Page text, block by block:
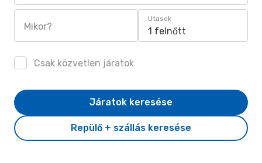
Mikor?
Utasok
1 felnőtt
Csak közvetlen járatok
Repülő + szállás keresése
Járatok keresése